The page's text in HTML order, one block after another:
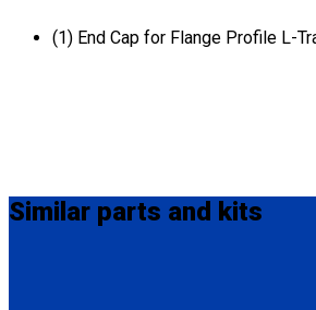
(1) End Cap for Flange Profile L-
Similar parts and kits